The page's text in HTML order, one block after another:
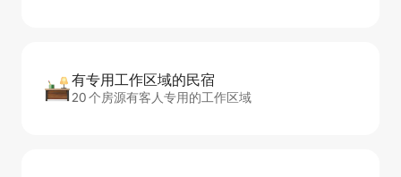
有专用工作区域的民宿
20 个房源有客人专用的工作区域